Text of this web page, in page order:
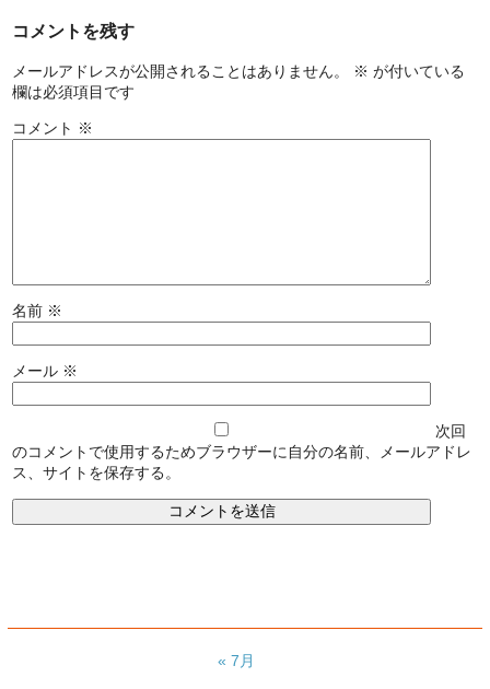
コメントを残す
メールアドレスが公開されることはありません。 ※ が付いている
欄は必須項目です
コメント ※
名前 ※
メール ※
次回
のコメントで使用するためブラウザーに自分の名前、メールアドレ
ス、サイトを保存する。
« 7月